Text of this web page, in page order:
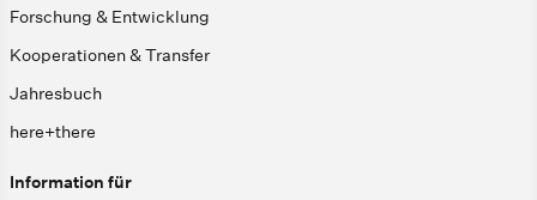
Forschung & Entwicklung
Kooperationen & Transfer
Jahresbuch
here+there
Information für